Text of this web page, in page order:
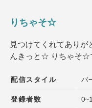
配信内容
登録者数
性別
りちゃそ☆
見つけてくれてあり
んきっと☆ りちゃそ☆
配信スタイル バ
登録者数